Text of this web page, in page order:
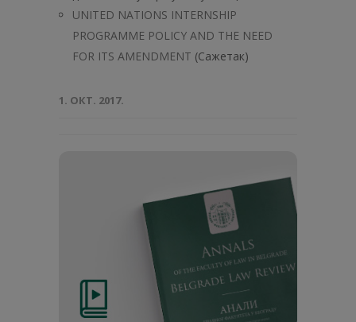
UNITED NATIONS INTERNSHIP
PROGRAMME POLICY AND THE NEED
FOR ITS AMENDMENT (Сажетак)
1. ОКТ. 2017.